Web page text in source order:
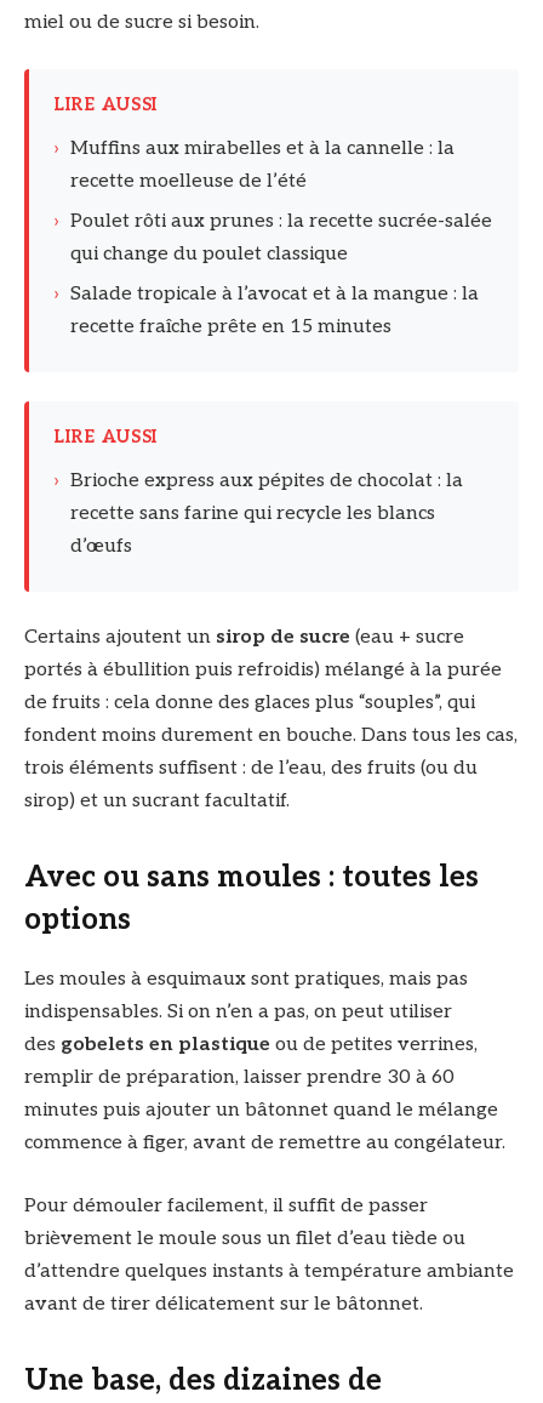
miel ou de sucre si besoin.
LIRE AUSSI
› Muffins aux mirabelles et à la cannelle : la
recette moelleuse de l’été
› Poulet rôti aux prunes : la recette sucrée-salée
qui change du poulet classique
› Salade tropicale à l’avocat et à la mangue : la
recette fraîche prête en 15 minutes
LIRE AUSSI
› Brioche express aux pépites de chocolat : la
recette sans farine qui recycle les blancs
d’œufs
Certains ajoutent un sirop de sucre (eau + sucre
portés à ébullition puis refroidis) mélangé à la purée
de fruits : cela donne des glaces plus “souples”, qui
fondent moins durement en bouche. Dans tous les cas,
trois éléments suffisent : de l’eau, des fruits (ou du
sirop) et un sucrant facultatif.
Avec ou sans moules : toutes les
options
Les moules à esquimaux sont pratiques, mais pas
indispensables. Si on n’en a pas, on peut utiliser
des gobelets en plastique ou de petites verrines,
remplir de préparation, laisser prendre 30 à 60
minutes puis ajouter un bâtonnet quand le mélange
commence à figer, avant de remettre au congélateur.
Pour démouler facilement, il suffit de passer
brièvement le moule sous un filet d’eau tiède ou
d’attendre quelques instants à température ambiante
avant de tirer délicatement sur le bâtonnet.
Une base, des dizaines de